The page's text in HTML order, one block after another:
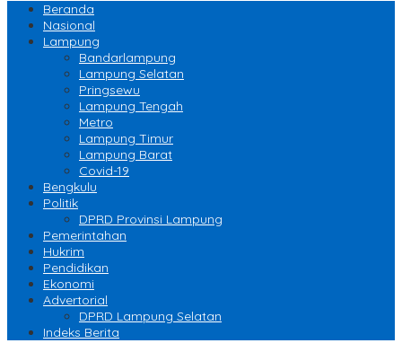
Beranda
Nasional
Lampung
Bandarlampung
Lampung Selatan
Pringsewu
Lampung Tengah
Metro
Lampung Timur
Lampung Barat
Covid-19
Bengkulu
Politik
DPRD Provinsi Lampung
Pemerintahan
Hukrim
Pendidikan
Ekonomi
Advertorial
DPRD Lampung Selatan
Indeks Berita